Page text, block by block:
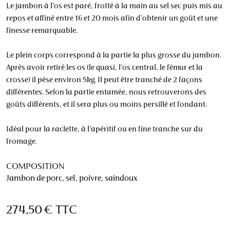
Le jambon à l’os est paré, frotté à la main au sel sec puis mis au
repos et affiné entre 16 et 20 mois afin d’obtenir un goût et une
finesse remarquable.
Le plein corps correspond à la partie la plus grosse du jambon.
Après avoir retiré les os (le quasi, l’os central, le fémur et la
crosse) il pèse environ 5kg. Il peut être tranché de 2 façons
différentes. Selon la partie entamée, nous retrouverons des
goûts différents, et il sera plus ou moins persillé et fondant.
Idéal pour la raclette, à l’apéritif ou en fine tranche sur du
fromage.
COMPOSITION
Jambon de porc, sel, poivre, saindoux
274,50 €TTC